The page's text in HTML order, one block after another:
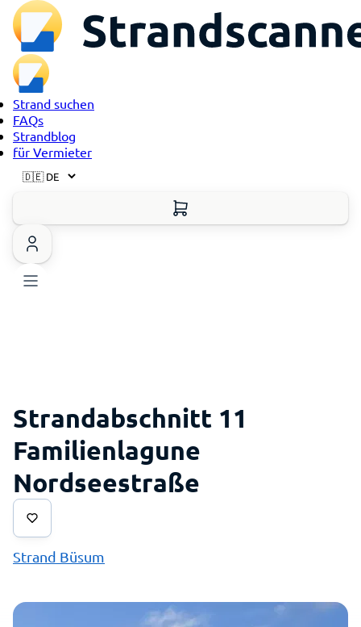
Strand suchen
FAQs
Strandblog
für Vermieter
Strandabschnitt 11
Familienlagune
Nordseestraße
Strand Büsum